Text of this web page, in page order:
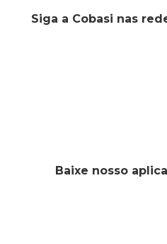
Siga a Cobasi nas
Baixe nosso